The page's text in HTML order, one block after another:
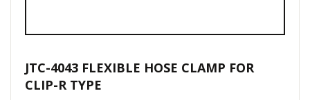
JTC-4043 FLEXIBLE HOSE CLAMP FOR
CLIP-R TYPE